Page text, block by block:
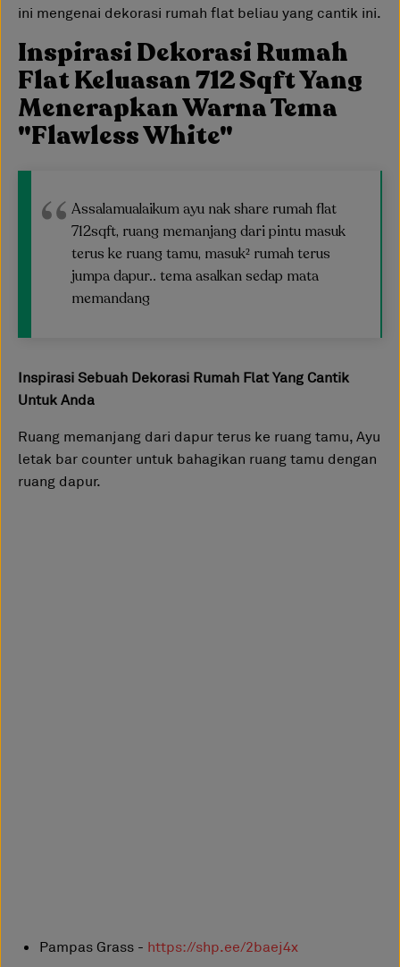
ini mengenai dekorasi rumah flat beliau yang cantik ini.
Inspirasi Dekorasi Rumah
Flat Keluasan 712 Sqft Yang
Menerapkan Warna Tema
"Flawless White"
Assalamualaikum ayu nak share rumah flat
712sqft, ruang memanjang dari pintu masuk
terus ke ruang tamu, masuk² rumah terus
jumpa dapur.. tema asalkan sedap mata
memandang
Inspirasi Sebuah Dekorasi Rumah Flat Yang Cantik
Untuk Anda
Ruang memanjang dari dapur terus ke ruang tamu, Ayu
letak bar counter untuk bahagikan ruang tamu dengan
ruang dapur.
Pampas Grass - https://shp.ee/2baej4x